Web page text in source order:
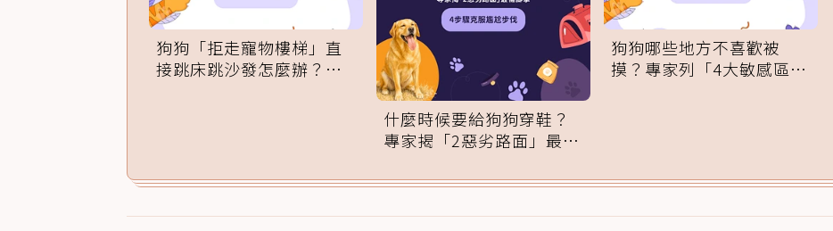
狗狗「拒走寵物樓梯」直
接跳床跳沙發怎麼辦？專
什麼時候要給狗狗穿鞋？
專家揭「2惡劣路面」最傷
狗狗哪些地方不喜歡被
摸？專家列「4大敏感區